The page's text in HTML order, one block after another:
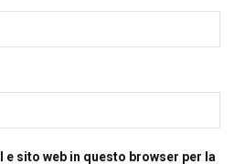
e sito web in questo browser per la